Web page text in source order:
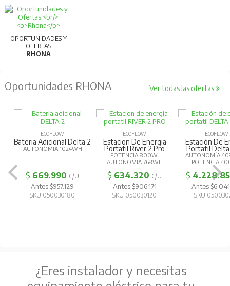
OPORTUNIDADES Y
OFERTAS
RHONA
Oportunidades RHONA Ver todas las ofertas
ECOFLOW
Bateria Adicional Delta 2
AUTONOMIA 1024WH
$ 669.990 C/U
Antes $957.129
SKU 050030180
ECOFLOW
Estacion De Energia
Portatil River 2 Pro
POTENCIA 800W,
AUTONOMIA 768WH
$ 634.320 C/U
Antes $906.171
SKU 050030120
ECOFLOW
Estación De
Portatil Delta
AUTONOMÍA
POTENCIA
$
Antes
SKU
¿Eres instalador y necesitas